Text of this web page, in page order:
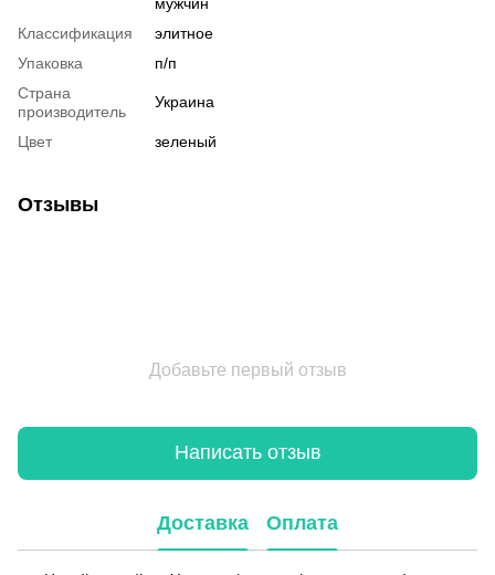
Классификация
элитное
Упаковка
п/п
Страна
производитель
Украина
Цвет зеленый
Отзывы
Добавьте первый отзыв
Написать отзыв
Доставка Оплата